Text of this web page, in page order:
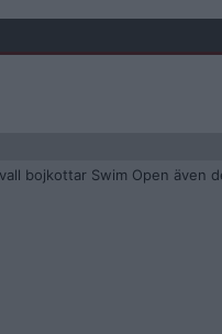
bojkottar Swim Open även